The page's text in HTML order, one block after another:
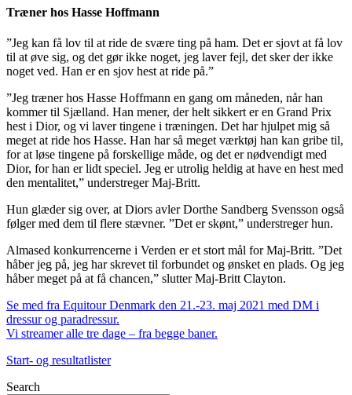
Træner hos Hasse Hoffmann
”Jeg kan få lov til at ride de svære ting på ham. Det er sjovt at få lov
til at øve sig, og det gør ikke noget, jeg laver fejl, det sker der ikke
noget ved. Han er en sjov hest at ride på.”
”Jeg træner hos Hasse Hoffmann en gang om måneden, når han
kommer til Sjælland. Han mener, der helt sikkert er en Grand Prix
hest i Dior, og vi laver tingene i træningen. Det har hjulpet mig så
meget at ride hos Hasse. Han har så meget værktøj han kan gribe til,
for at løse tingene på forskellige måde, og det er nødvendigt med
Dior, for han er lidt speciel. Jeg er utrolig heldig at have en hest med
den mentalitet,” understreger Maj-Britt.
Hun glæder sig over, at Diors avler Dorthe Sandberg Svensson også
følger med dem til flere stævner. ”Det er skønt,” understreger hun.
Almased konkurrencerne i Verden er et stort mål for Maj-Britt. ”Det
håber jeg på, jeg har skrevet til forbundet og ønsket en plads. Og jeg
håber meget på at få chancen,” slutter Maj-Britt Clayton.
Se med fra Equitour Denmark den 21.-23. maj 2021 med DM i
dressur og paradressur.
Vi streamer alle tre dage – fra begge baner.
Start- og resultatlister
Search